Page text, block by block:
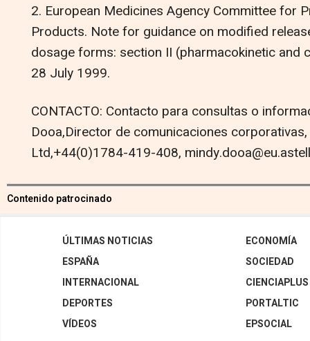
2. European Medicines Agency Committee for
Products. Note for guidance on modified
dosage forms: section II (pharmacokinetic and
28 July 1999.
CONTACTO: Contacto para consultas o
Dooa,Director de comunicaciones
Ltd,+44(0)1784-419-408,
Contenido patrocinado
ÚLTIMAS NOTICIAS
ESPAÑA
INTERNACIONAL
DEPORTES
VÍDEOS
ECONOMÍA
SOCIEDAD
CIENCIAPLUS
PORTALTIC
EPSOCIAL